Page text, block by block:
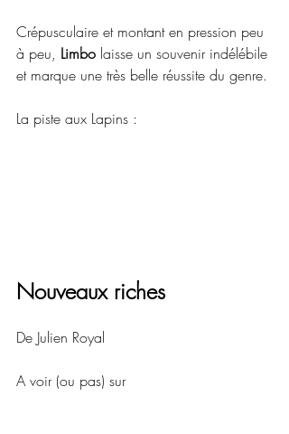
Crépusculaire et montant en pression peu
à peu, Limbo laisse un souvenir indélébile
et marque une très belle réussite du genre.
La piste aux Lapins :
Nouveaux riches
De Julien Royal
A voir (ou pas) sur